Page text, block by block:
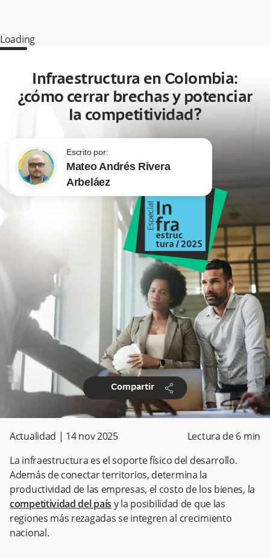
Loading
Infraestructura en Colombia:
¿cómo cerrar brechas y potenciar
la competitividad?
Escrito por:
Mateo Andrés Rivera
Arbeláez
Compartir share
Actualidad | 14 nov 2025 Lectura de6 min
La infraestructura es el soporte físico del desarrollo.
Además de conectar territorios, determina la
productividad de las empresas, el costo de los bienes, la
competitividad del país y la posibilidad de que las
regiones más rezagadas se integren al crecimiento
nacional.